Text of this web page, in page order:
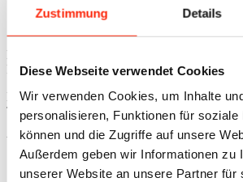
Zustimmung Details
Diese Webseite verwendet Cookies
Wir verwenden Cookies, um Inhalte
personalisieren, Funktionen für soziale
können und die Zugriffe auf unsere
Außerdem geben wir Informationen zu
unserer Website an unsere Partner für
SIE ERREICHEN UNS
Mo – Do | 08:00 – 17:30 Uhr
Fr | 08:00 – 14:30 Uhr
Eine Vor-Ort Beratung bieten wir gerne an.
Terminvereinbarung.
website by opensmjle. © Copyright -
Link zu Mail